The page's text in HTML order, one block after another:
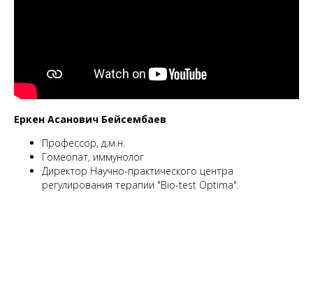
Еркен Асанович Бейсембаев
Профессор, д.м.н.
Гомеопат, иммунолог
Директор Научно-практического центра
регулирования терапии "Bio-test Optima".